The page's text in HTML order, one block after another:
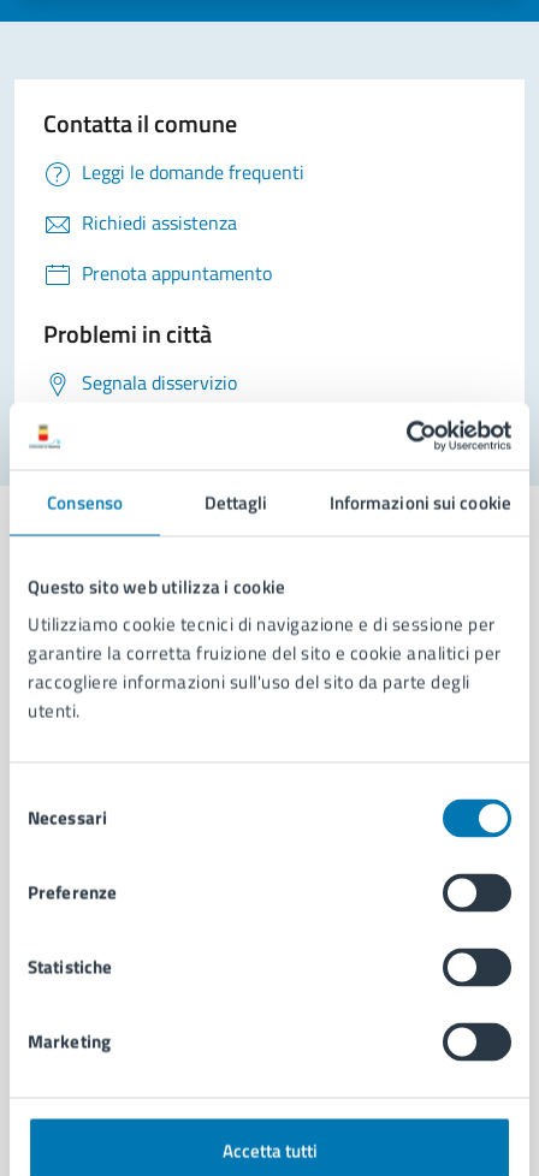
Consenso Dettagli Informazioni sui cookie
Questo sito web utilizza i cookie
Utilizziamo cookie tecnici di navigazione e di sessione per
garantire la corretta fruizione del sito e cookie analitici per
raccogliere informazioni sull'uso del sito da parte degli
utenti.
delNecessari
Preferenze
Statistiche
Marketing
Accetta tutti
Contatta il comune
Leggi le domande frequenti
Richiedi assistenza
Prenota appuntamento
Problemi in città
Segnala disservizio
Comune di Napoli
AMMINISTRAZIONE
Aree amministrative
Uffici
Personale amministrativo
Intranet, posta aziendale e protocollo
CATEGORIE DI SERVIZIO